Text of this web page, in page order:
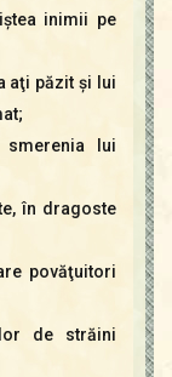
inimii pe
aţi păzit şi lui
smerenia lui
în dragoste
povăţuitori
de străini